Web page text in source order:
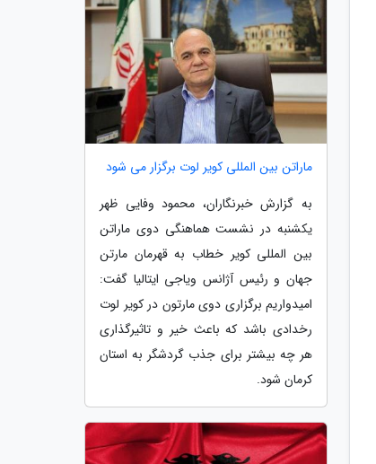
ماراتن بین المللی کویر لوت برگزار می شود
به گزارش خبرنگاران، محمود وفایی ظهر
یکشنبه در نشست هماهنگی دوی ماراتن
بین المللی کویر خطاب به قهرمان مارتن
جهان و رئیس آژانس ویاجی ایتالیا گفت:
امیدواریم برگزاری دوی مارتون در کویر لوت
رخدادی باشد که باعث خیر و تاثیرگذاری
هر چه بیشتر برای جذب گردشگر به استان
کرمان شود.